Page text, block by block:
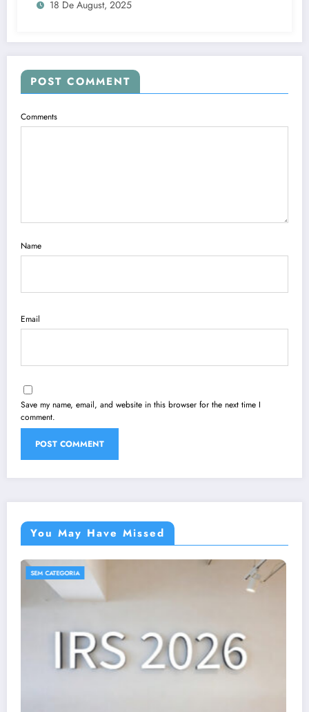
18 De August, 2025
POST COMMENT
Comments
Name
Email
Save my name, email, and website in this browser for the next time I
comment.
You May Have Missed
SEM CATEGORIA